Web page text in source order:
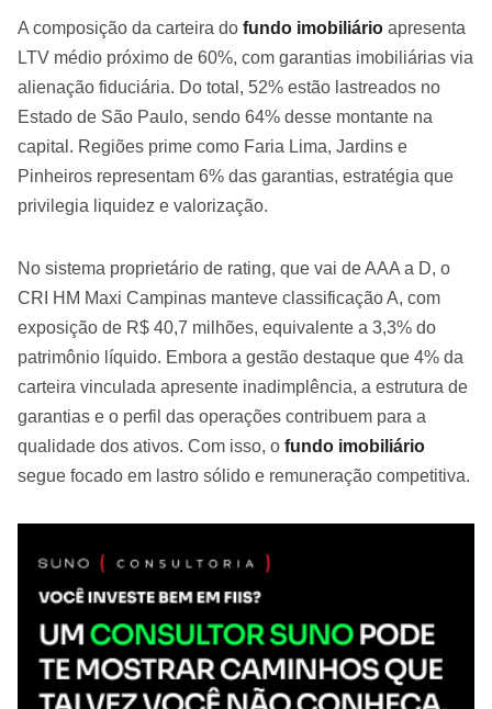
A composição da carteira do fundo imobiliário apresenta
LTV médio próximo de 60%, com garantias imobiliárias via
alienação fiduciária. Do total, 52% estão lastreados no
Estado de São Paulo, sendo 64% desse montante na
capital. Regiões prime como Faria Lima, Jardins e
Pinheiros representam 6% das garantias, estratégia que
privilegia liquidez e valorização.
No sistema proprietário de rating, que vai de AAA a D, o
CRI HM Maxi Campinas manteve classificação A, com
exposição de R$ 40,7 milhões, equivalente a 3,3% do
patrimônio líquido. Embora a gestão destaque que 4% da
carteira vinculada apresente inadimplência, a estrutura de
garantias e o perfil das operações contribuem para a
qualidade dos ativos. Com isso, o fundo imobiliário
segue focado em lastro sólido e remuneração competitiva.